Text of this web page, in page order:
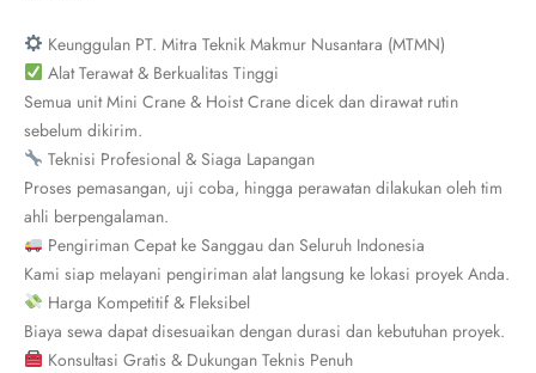
Keunggulan PT. Mitra Teknik Makmur Nusantara (MTMN)
Alat Terawat & Berkualitas Tinggi
Semua unit Mini Crane & Hoist Crane dicek dan dirawat rutin
sebelum dikirim.
Teknisi Profesional & Siaga Lapangan
Proses pemasangan, uji coba, hingga perawatan dilakukan oleh tim
ahli berpengalaman.
Pengiriman Cepat ke Sanggau dan Seluruh Indonesia
Kami siap melayani pengiriman alat langsung ke lokasi proyek Anda.
Harga Kompetitif & Fleksibel
Biaya sewa dapat disesuaikan dengan durasi dan kebutuhan proyek.
Konsultasi Gratis & Dukungan Teknis Penuh